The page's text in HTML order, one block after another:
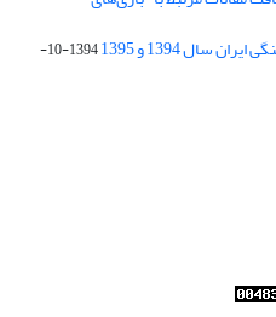
سال 1394 و 1395
1394-10-